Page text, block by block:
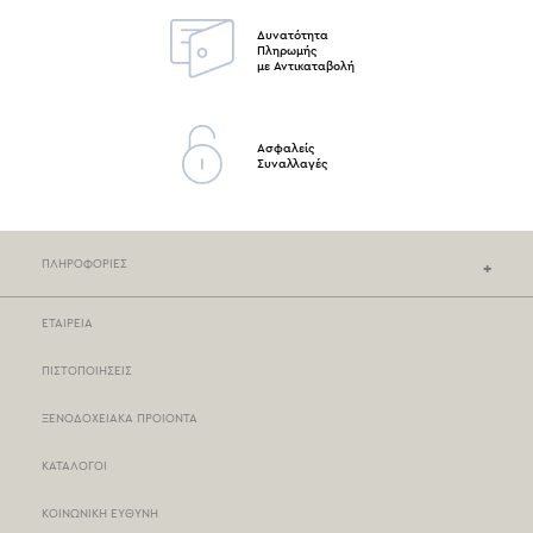
Δυνατότητα
Πληρωμής
με Αντικαταβολή
Ασφαλείς
Συναλλαγές
ΠΛΗΡΟΦΟΡΙΕΣ
ΕΤΑΙΡΕΙΑ
ΠΙΣΤΟΠΟΙΗΣΕΙΣ
ΞΕΝΟΔΟΧΕΙΑΚΑ ΠΡΟΙΟΝΤΑ
ΚΑΤΑΛΟΓΟΙ
ΚΟΙΝΩΝΙΚΗ ΕΥΘΥΝΗ